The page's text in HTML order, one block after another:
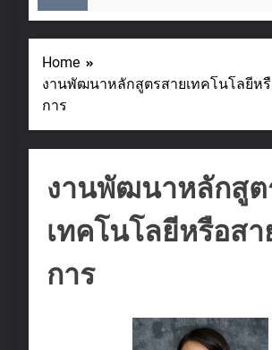
Home
งานพัฒนาหลักสูตรสายเทคโนโลยีห
การ
งานพัฒนาหลักสูต
เทคโนโลยีหรือส
การ